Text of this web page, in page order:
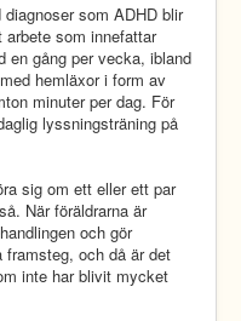
som ADHD blir
arbete som innefattar
en gång per vecka, ibland
hemläxor i form av
minuter per dag. För
lyssningsträning på
sig om ett eller ett par
När föräldrarna är
och gör
och då är det
inte har blivit mycket